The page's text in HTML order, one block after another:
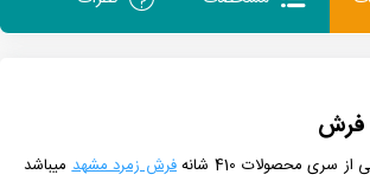
فرش زمرد مشهدمی­باشد